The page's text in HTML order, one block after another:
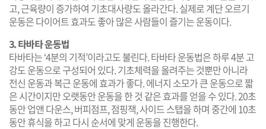
고, 근육량이 증가하여 기초대사량도 올라간다. 실제로 계단 오르기
운동은 다이어트 효과도 좋아 많은 사람들이 즐기는 운동이다.
3. 타바타 운동법
타바타는 ‘4분의 기적’이라고도 불린다. 타바타 운동법은 하루 4분 고
강도 운동으로 구성되어 있다. 기초체력을 올려주는 것뿐만 아니라
전신 운동과 복근 운동에 효과가 좋다. 에너지 소모가 큰 운동으로 짧
은 시간이지만 오랫동안 운동을 한 것 같은 효과를 얻을 수 있다. 20초
동안 업앤 다운스, 버피점프, 점핑잭, 사이드 스탭을 하며 중간에 10초
동안 휴식을 하고 다시 순서에 맞게 운동을 진행한다.